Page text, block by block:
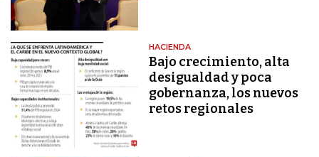
HACIENDA
Bajo crecimiento, alta
desigualdad y poca
gobernanza, los nuevos
retos regionales